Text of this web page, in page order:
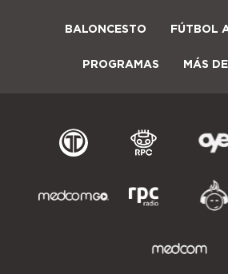
BALONCESTO FÚTBOL
PROGRAMAS MÁS